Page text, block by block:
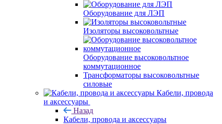
Оборудование для ЛЭП
Изоляторы высоковольтные
Оборудование высоковольтное
коммутационное
Трансформаторы высоковольтные
силовые
Кабели, провода
и аксессуары
Назад
Кабели, провода и аксессуары